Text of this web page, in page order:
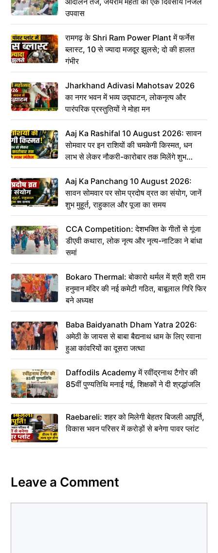
उपवास
रामगढ़ के Shri Ram Power Plant में फर्नेस
ब्लास्ट, 10 से ज्यादा मजदूर झुलसे; दो की हालत
गंभीर
Jharkhand Adivasi Mahotsav 2026
का नगर भवन में भव्य उद्घाटन, लोकनृत्य और
पारंपरिक प्रस्तुतियों ने मोहा मन
Aaj Ka Rashifal 10 August 2026: सावन
सोमवार पर इन राशियों की चमकेगी किस्मत, धन
लाभ से लेकर नौकरी-कारोबार तक मिलेंगे शुभ
संकेत
Aaj Ka Panchang 10 August 2026:
सावन सोमवार पर सोम प्रदोष व्रत का संयोग, जानें
शुभ मुहूर्त, राहुकाल और पूजा का समय
CCA Competition: देशभक्ति के गीतों से गूंजा
डीएवी कथारा, लोक नृत्य और नृत्य-नाटिका ने बांधा
समां
Bokaro Thermal: बोकारो थर्मल में श्री श्री राम
हनुमान मंदिर की नई कमेटी गठित, बाबूलाल गिरि फिर
बने अध्यक्ष
Baba Baidyanath Dham Yatra 2026:
अमेठी के जायस से बाबा बैद्यनाथ धाम के लिए रवाना
हुआ कांवरियों का दूसरा जत्था
Daffodils Academy में रवींद्रनाथ टैगोर की
85वीं पुण्यतिथि मनाई गई, शिक्षकों ने दी श्रद्धांजलि
Raebareli: शहर को मिलेगी बेहतर बिजली आपूर्ति,
विकास भवन परिसर में करोड़ों से बनेगा पावर प्लांट
Leave a Comment